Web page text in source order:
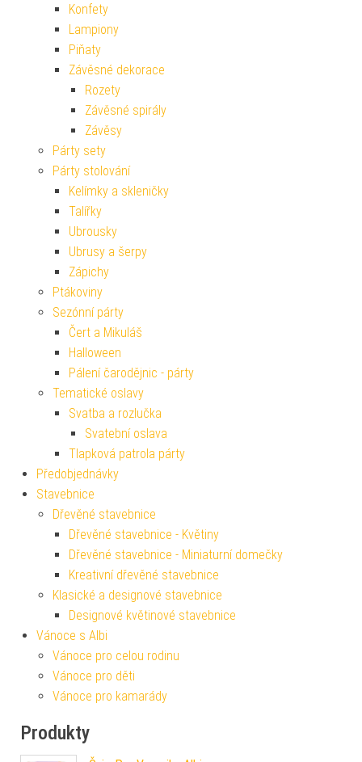
Konfety
Lampiony
Piňaty
Závěsné dekorace
Rozety
Závěsné spirály
Závěsy
Párty sety
Párty stolování
Kelímky a skleničky
Talířky
Ubrousky
Ubrusy a šerpy
Zápichy
Ptákoviny
Sezónní párty
Čert a Mikuláš
Halloween
Pálení čarodějnic - párty
Tematické oslavy
Svatba a rozlučka
Svatební oslava
Tlapková patrola párty
Předobjednávky
Stavebnice
Dřevěné stavebnice
Dřevěné stavebnice - Květiny
Dřevěné stavebnice - Miniaturní domečky
Kreativní dřevěné stavebnice
Klasické a designové stavebnice
Designové květinové stavebnice
Vánoce s Albi
Vánoce pro celou rodinu
Vánoce pro děti
Vánoce pro kamarády
Produkty